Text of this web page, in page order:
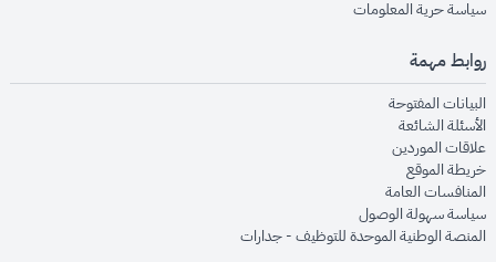
سياسة حرية المعلوماتopens in new window
روابط مهمة
البيانات المفتوحةopens in new window
الأسئلة الشائعةopens in new window
علاقات الموردينopens in new window
خريطة الموقعopens in new window
المنافسات العامةopens in new window
سياسة سهولة الوصولopens in new window
المنصة الوطنية الموحدة للتوظيف - جداراتopens in new window